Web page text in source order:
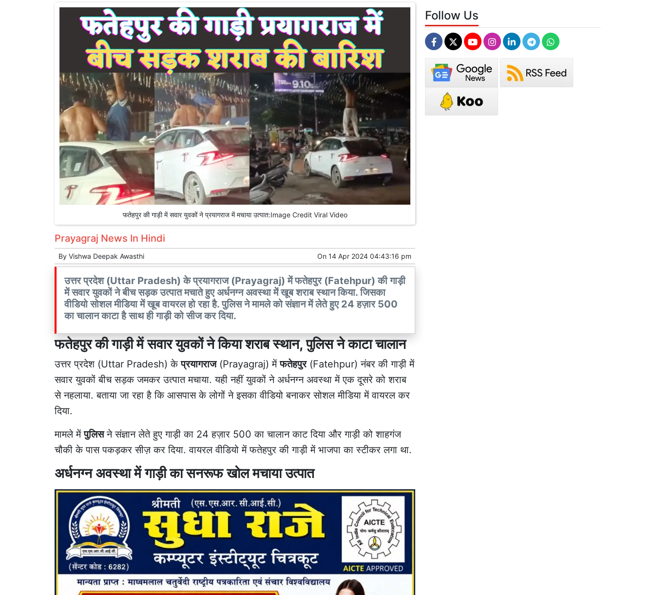
फतेहपुर की गाड़ी में सवार युवकों ने प्रयागराज में मचाया उत्पात:Image Credit Viral Video
Prayagraj News In Hindi
By Vishwa Deepak Awasthi On 14 Apr 2024 04:43:16 pm
उत्तर प्रदेश (Uttar Pradesh) के प्रयागराज (Prayagraj) में फतेहपुर (Fatehpur) की गाड़ी
में सवार युवकों ने बीच सड़क उत्पात मचाते हुए अर्धनग्न अवस्था में खूब शराब स्थान किया. जिसका
वीडियो सोशल मीडिया में खूब वायरल हो रहा है. पुलिस ने मामले को संज्ञान में लेते हुए 24 हज़ार 500
का चालान काटा है साथ ही गाड़ी को सीज कर दिया.
फतेहपुर की गाड़ी में सवार युवकों ने किया शराब स्थान, पुलिस ने काटा चालान
उत्तर प्रदेश (Uttar Pradesh) केप्रयागराज(Prayagraj) मेंफतेहपुर(Fatehpur) नंबर की गाड़ी में
सवार युवकों बीच सड़क जमकर उत्पात मचाया. यही नहीं युवकों ने अर्धनग्न अवस्था में एक दूसरे को शराब
से नहलाया. बताया जा रहा है कि आसपास के लोगों ने इसका वीडियो बनाकर सोशल मीडिया में वायरल कर
दिया.
मामले मेंपुलिसने संज्ञान लेते हुए गाड़ी का 24 हज़ार 500 का चालान काट दिया और गाड़ी को शाहगंज
चौकी के पास पकड़कर सीज़ कर दिया. वायरल वीडियो में फतेहपुर की गाड़ी में भाजपा का स्टीकर लगा था.
अर्धनग्न अवस्था में गाड़ी का सनरूफ खोल मचाया उत्पात
Follow Us